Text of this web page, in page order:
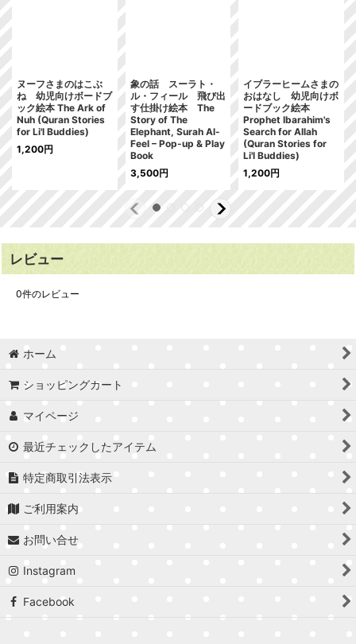
ヌーフさまのはこぶ
ね 幼児向けボードブ
ック絵本 The Ark of
Nuh (Quran Stories
for Li'l Buddies)
1,200円
象の話 スーラト・
ル・フィール 飛び出
す仕掛け絵本 The
Story of The
Elephant, Surah Al-
Feel – Pop-up & Play
Book
3,500円
イブラーヒームさまの
おはなし 幼児向けボ
ードブック絵本
Prophet Ibarahim's
Search for Allah
(Quran Stories for
Li'l Buddies)
1,200円
レビュー
0件のレビュー
ホーム
ショッピングカート
マイページ
最近チェックしたアイテム
特定商取引法表示
ご利用案内
お問い合せ
Instagram
Facebook